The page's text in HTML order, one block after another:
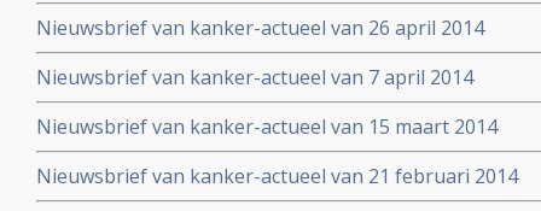
Nieuwsbrief van kanker-actueel van 26 april 2014
Nieuwsbrief van kanker-actueel van 7 april 2014
Nieuwsbrief van kanker-actueel van 15 maart 2014
Nieuwsbrief van kanker-actueel van 21 februari 2014